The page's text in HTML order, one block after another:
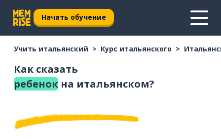
Начать обучение
Учить итальянский Курс итальянского
Как сказать
ребенок на итальянском?